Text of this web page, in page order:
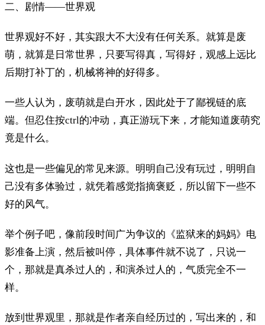
二、剧情——世界观
世界观好不好，其实跟大不大没有任何关系。就算是废
萌，就算是日常世界，只要写得真，写得好，观感上远比
后期打补丁的，机械将神的好得多。
一些人认为，废萌就是白开水，因此处于了鄙视链的底
端。但忍住按ctrl的冲动，真正游玩下来，才能知道废萌究
竟是什么。
这也是一些偏见的常见来源。明明自己没有玩过，明明自
己没有多体验过，就凭着感觉指摘褒贬，所以留下一些不
好的风气。
举个例子吧，像前段时间广为争议的《监狱来的妈妈》电
影准备上演，然后被叫停，具体事件就不说了，只说一
个，那就是真杀过人的，和演杀过人的，气质完全不一
样。
放到世界观里，那就是作者亲自经历过的，写出来的，和